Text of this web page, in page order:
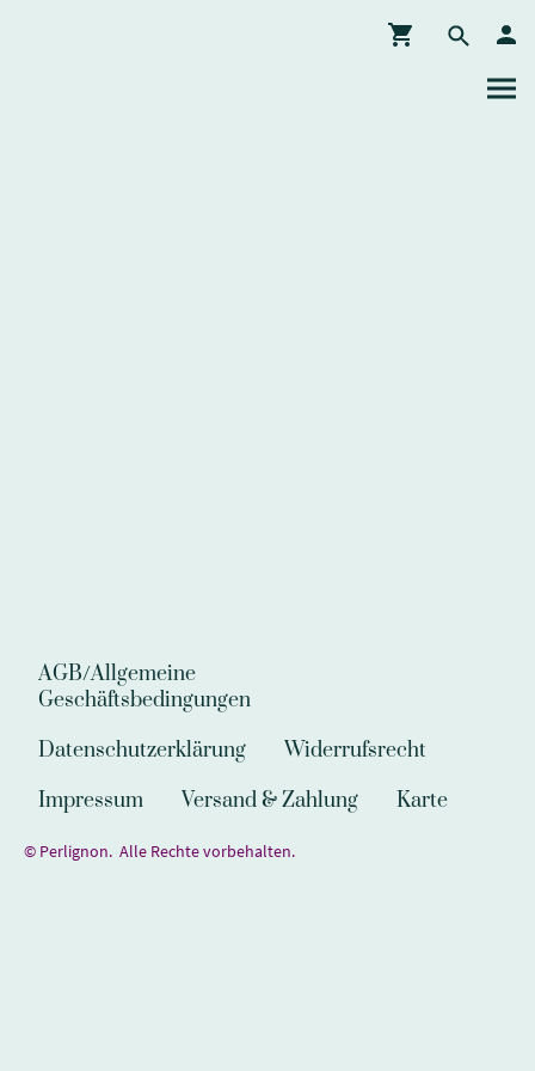
AGB/Allgemeine
Geschäftsbedingungen
Datenschutzerklärung
Widerrufsrecht
Impressum
Versand & Zahlung Karte
© Perlignon. Alle Rechte vorbehalten.